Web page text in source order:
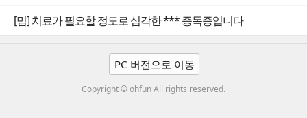
[밈] 치료가 필요할 정도로 심각한 *** 증독증입니다
PC 버전으로 이동
Copyright © ohfun All rights reserved.